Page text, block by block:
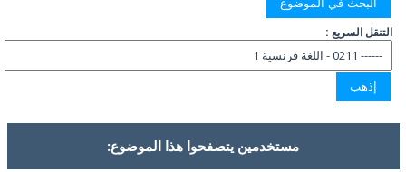
التنقل السريع :
مستخدمين يتصفحوا هذا الموضوع: